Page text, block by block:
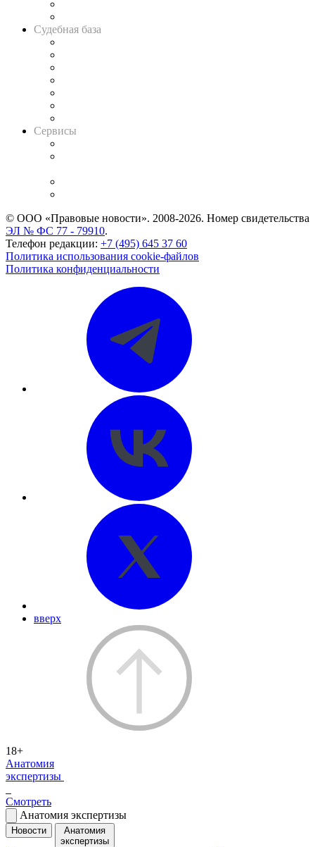
Судебная база
Сервисы
© ООО «Правовые новости». 2008-2026. Номер свидетельства
ЭЛ № ФС 77 - 79910.
Телефон редакции: +7 (495) 645 37 60
Политика использования cookie-файлов
Политика конфиденциальности
вверх
18+
Анатомия
экспертизы
Смотреть
Анатомия экспертизы
Новости
Анатомия
экспертизы